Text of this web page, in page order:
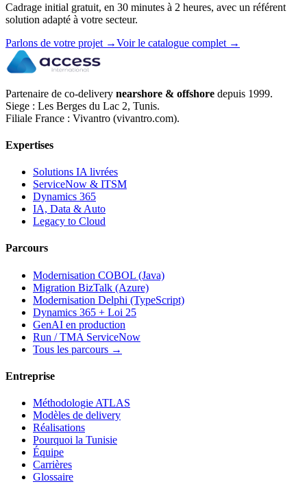
Cadrage initial gratuit, en 30 minutes à 2 heures, avec un référent
solution adapté à votre secteur.
Parlons de votre projet →Voir le catalogue complet →
Partenaire de co-delivery nearshore & offshore depuis 1999.
Siege : Les Berges du Lac 2, Tunis.
Filiale France : Vivantro (vivantro.com).
Expertises
Solutions IA livrées
ServiceNow & ITSM
Dynamics 365
IA, Data & Auto
Legacy to Cloud
Parcours
Modernisation COBOL (Java)
Migration BizTalk (Azure)
Modernisation Delphi (TypeScript)
Dynamics 365 + Loi 25
GenAI en production
Run / TMA ServiceNow
Tous les parcours →
Entreprise
Méthodologie ATLAS
Modèles de delivery
Réalisations
Pourquoi la Tunisie
Équipe
Carrières
Glossaire